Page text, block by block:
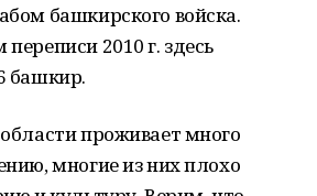
башкирского войска.
2010 г. здесь
башкир.
проживает много
многие из них плохо